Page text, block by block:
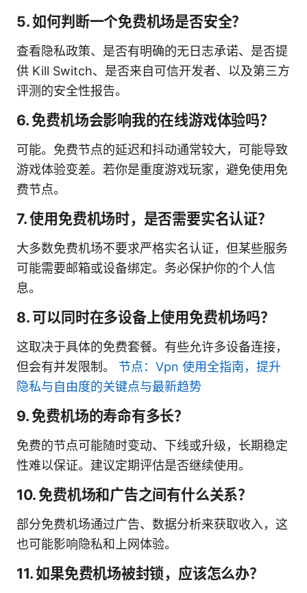
5. 如何判断一个免费机场是否安全？
查看隐私政策、是否有明确的无日志承诺、是否提
供 Kill Switch、是否来自可信开发者、以及第三方
评测的安全性报告。
6. 免费机场会影响我的在线游戏体验吗？
可能。免费节点的延迟和抖动通常较大，可能导致
游戏体验变差。若你是重度游戏玩家，避免使用免
费节点。
7. 使用免费机场时，是否需要实名认证？
大多数免费机场不要求严格实名认证，但某些服务
可能需要邮箱或设备绑定。务必保护你的个人信
息。
8. 可以同时在多设备上使用免费机场吗？
这取决于具体的免费套餐。有些允许多设备连接，
但会有并发限制。 节点：Vpn 使用全指南，提升
隐私与自由度的关键点与最新趋势
9. 免费机场的寿命有多长？
免费的节点可能随时变动、下线或升级，长期稳定
性难以保证。建议定期评估是否继续使用。
10. 免费机场和广告之间有什么关系？
部分免费机场通过广告、数据分析来获取收入，这
也可能影响隐私和上网体验。
11. 如果免费机场被封锁，应该怎么办？